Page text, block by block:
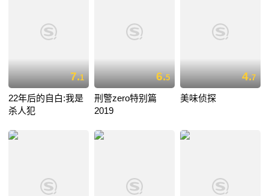
7.1
22年后的自白:我是
杀人犯
6.5
刑警zero特别篇
2019
4.7
美味侦探